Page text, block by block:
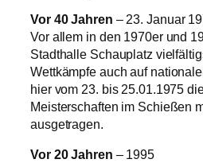
Vor 40 Jahren – 23. Januar
Vor allem in den 1970er und
Stadthalle Schauplatz
Wettkämpfe auch auf
hier vom 23. bis 25.01.1975
Meisterschaften im Schießen
ausgetragen.
Vor 20 Jahren – 1995